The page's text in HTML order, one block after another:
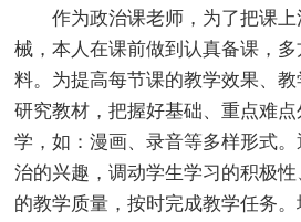
作为政治课老师，为了把课
械，本人在课前做到认真备课，
料。为提高每节课的教学效果、
研究教材，把握好基础、重点难
学，如：漫画、录音等多样形式
治的兴趣，调动学生学习的积极
的教学质量，按时完成教学任务